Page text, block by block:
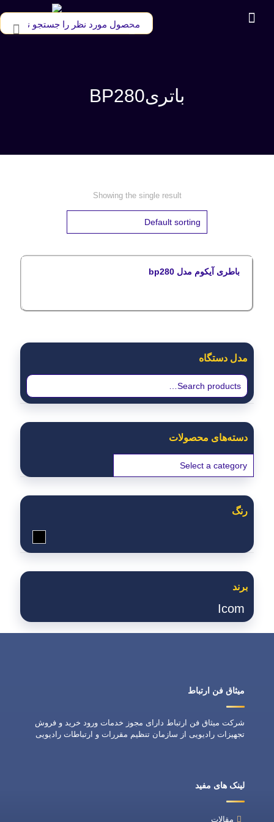
باتریBP280
Showing the single result
باطری آیکوم مدل bp280
مدل دستگاه
دسته‌های محصولات
رنگ
برند
Icom
میثاق فن ارتباط
شرکت میثاق فن ارتباط دارای مجوز خدمات ورود خرید و فروش
تجهیزات رادیویی از سازمان تنظیم مقررات و ارتباطات رادیویی
لینک های مفید
مقالات